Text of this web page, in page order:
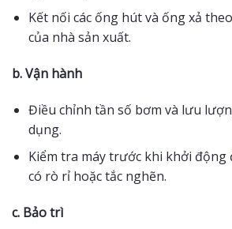
Kết nối các ống hút và ống xả
của nhà sản xuất.
b. Vận hành
Điều chỉnh tần số bơm và lưu
dụng.
Kiểm tra máy trước khi khởi động
có rò rỉ hoặc tắc nghẽn.
c. Bảo trì